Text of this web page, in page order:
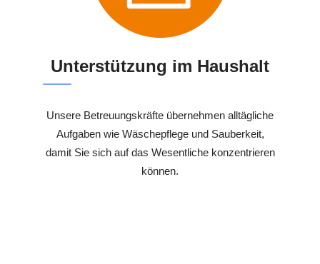
Unterstützung im Haushalt
Unsere Betreuungskräfte übernehmen alltägliche
Aufgaben wie Wäschepflege und Sauberkeit,
damit Sie sich auf das Wesentliche konzentrieren
können.